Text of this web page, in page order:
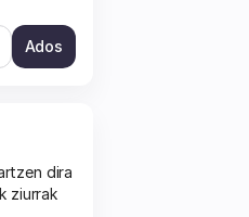
Ados
dira
ziurrak